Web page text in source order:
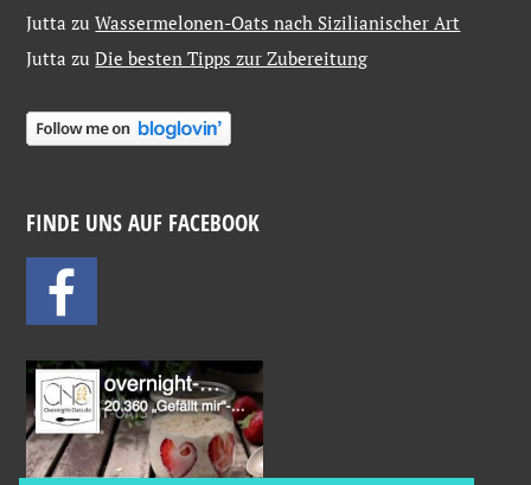
Jutta zuWassermelonen-Oats nach Sizilianischer Art
Jutta zuDie besten Tipps zur Zubereitung
FINDE UNS AUF FACEBOOK